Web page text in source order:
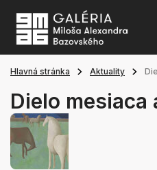
Hlavná stránka Aktuality
Dielo mesiaca